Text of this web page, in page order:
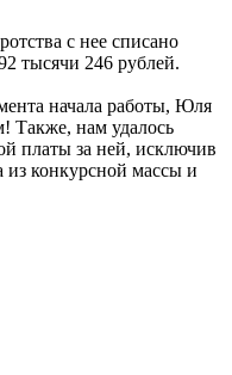
с нее списано
тысячи 246 рублей.
начала работы, Юля
Также, нам удалось
платы за ней, исключив
из конкурсной массы и